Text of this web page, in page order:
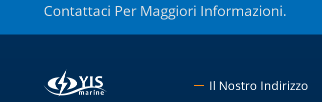
Contattaci Per Maggiori Informazioni.
Il Nostro Indirizzo